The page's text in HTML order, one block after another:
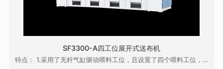
SF3300-A四工位展开式送布机
特点： 1.采用了无杆气缸驱动喂料工位，且设置了四个喂料工位，操作方便，效率高；0 2.采用...